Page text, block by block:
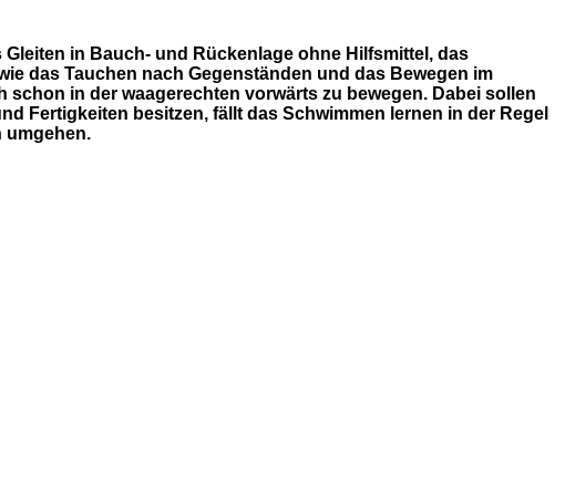
in Bauch- und Rückenlage ohne Hilfsmittel, das
das Tauchen nach Gegenständen und das Bewegen im
in der waagerechten vorwärts zu bewegen. Dabei sollen
Fertigkeiten besitzen, fällt das Schwimmen lernen in der Regel
umgehen.